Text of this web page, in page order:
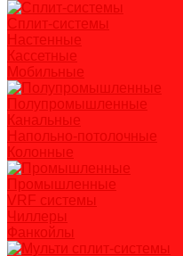
Сплит-системы
Настенные
Кассетные
Мобильные
Полупромышленные
Канальные
Напольно-потолочные
Колонные
Промышленные
VRF системы
Чиллеры
Фанкойлы